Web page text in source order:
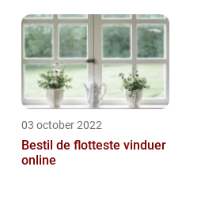
03 october 2022
Bestil de flotteste vinduer
online